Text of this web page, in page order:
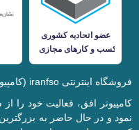
فروشگاه اینترنتی iranfso (کامپیوتر افق)
نمود و در حال حاضر به بزرگترین